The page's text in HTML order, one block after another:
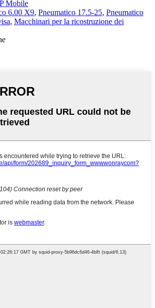
Mobile
6.00 X9, Pneumatico 17.5-25, Pneumatico
, Macchinari per la ricostruzione dei